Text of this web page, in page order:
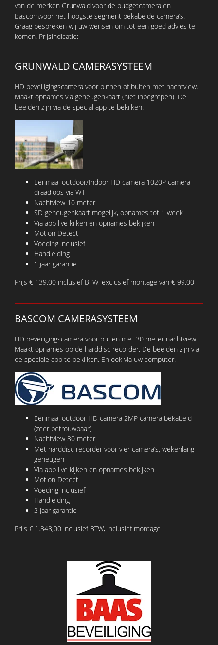
van de merken Grunwald voor de budgetcamera en
Bascom.voor het hoogste segment bekabelde camera’s.
Graag bespreken wij uw wensen om tot een goed advies te
komen. Prijsindicatie:
GRUNWALD CAMERASYSTEEM
HD beveiligingscamera voor binnen of buiten met nachtview.
Maakt opnames via geheugenkaart (niet inbegrepen). De
beelden zijn via de special app te bekijken.
Eenmaal outdoor/Indoor HD camera 1020P camera
draadloos via WiFi
Nachtview 10 meter
SD geheugenkaart mogelijk, opnames tot 1 week
Via app live kijken en opnames bekijken
Motion Detect
Voeding inclusief
Handleiding
1 jaar garantie
Prijs € 139,00 inclusief BTW, exclusief montage van € 99,00
BASCOM CAMERASYSTEEM
HD beveiligingscamera voor buiten met 30 meter nachtview.
Maakt opnames op de harddisc recorder. De beelden zijn via
de speciale app te bekijken. En ook via uw computer.
Eenmaal outdoor HD camera 2MP camera bekabeld
(zeer betrouwbaar)
Nachtview 30 meter
Met harddisc recorder voor vier camera’s, wekenlang
geheugen
Via app live kijken en opnames bekijken
Motion Detect
Voeding inclusief
Handleiding
2 jaar garantie
Prijs € 1.348,00 inclusief BTW, inclusief montage